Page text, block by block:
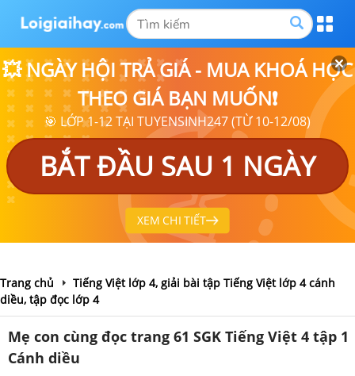
💥 NGÀY HỘI TRẢ GIÁ - MUA KHOÁ HỌC
THEO GIÁ BẠN MUỐN❗
🎯 LỚP 1-12 TẠI TUYENSINH247 (TỪ 10-12/08)
BẮT ĐẦU SAU 1 NGÀY
XEM CHI TIẾT
Trang chủ
Tiếng Việt lớp 4, giải bài tập Tiếng Việt lớp 4 cánh
diều, tập đọc lớp 4
Mẹ con cùng đọc trang 61 SGK Tiếng Việt 4 tập 1
Cánh diều